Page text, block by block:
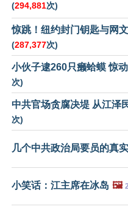
(294,881次)
惊跳！纽约封门钥匙与网
(287,377次)
小伙子逮260只癞蛤蟆 惊
次)
中共官场贪腐决堤 从江泽
次)
几个中共政治局要员的真
小笑话：江主席在冰岛 🖼️